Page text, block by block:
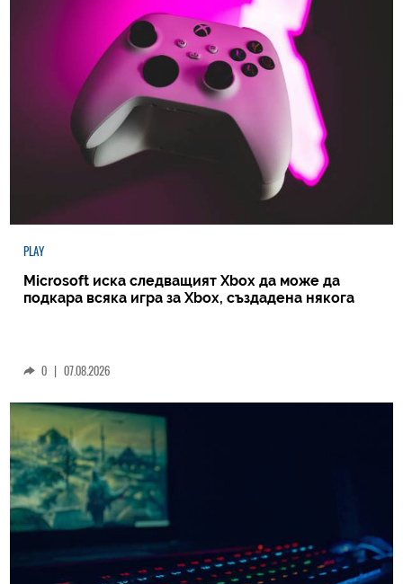
PLAY
Microsoft иска следващият Xbox да може да
подкара всяка игра за Xbox, създадена някога
0 | 07.08.2026